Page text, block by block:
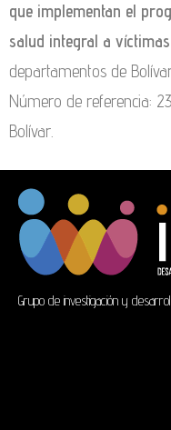
que implementan el
salud integral a
departamentos de
Número de referencia:
Bolívar.
Grupo de investigación y